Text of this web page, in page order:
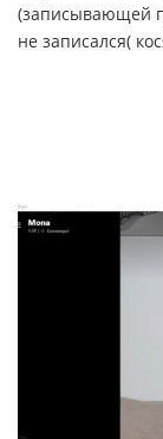
(записывающей
не записался(